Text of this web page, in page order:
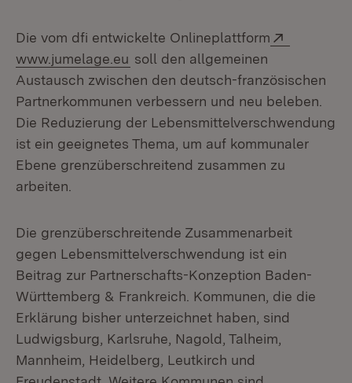
Die vom dfi entwickelte Onlineplattform
www.jumelage.eu (Öffnet in neuem Fenster)
soll den allgemeinen
Austausch zwischen den deutsch-französischen
Partnerkommunen verbessern und neu beleben.
Die Reduzierung der Lebensmittelverschwendung
ist ein geeignetes Thema, um auf kommunaler
Ebene grenzüberschreitend zusammen zu
arbeiten.
Die grenzüberschreitende Zusammenarbeit
gegen Lebensmittelverschwendung ist ein
Beitrag zur Partnerschafts-Konzeption Baden-
Württemberg & Frankreich. Kommunen, die die
Erklärung bisher unterzeichnet haben, sind
Ludwigsburg, Karlsruhe, Nagold, Talheim,
Mannheim, Heidelberg, Leutkirch und